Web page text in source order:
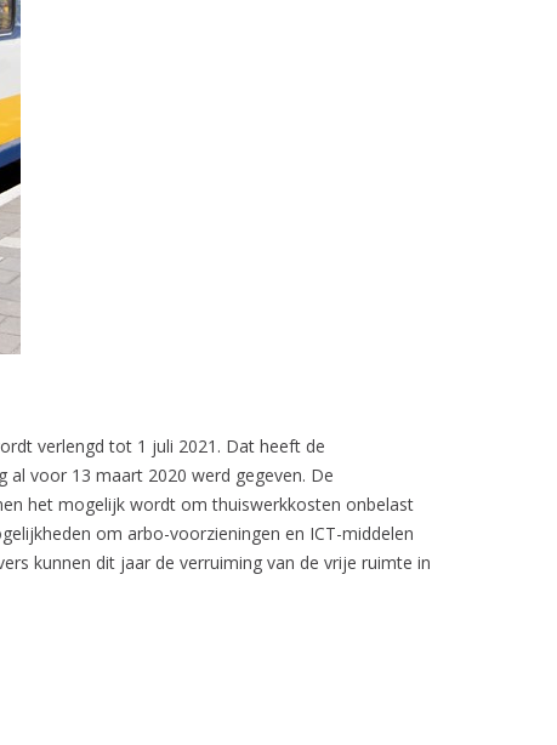
verlengd tot 1 juli 2021. Dat heeft de
al voor 13 maart 2020 werd gegeven. De
het mogelijk wordt om thuiswerkkosten onbelast
om arbo-voorzieningen en ICT-middelen
kunnen dit jaar de verruiming van de vrije ruimte in